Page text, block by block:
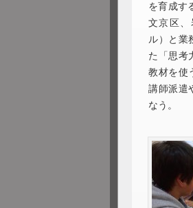
を育成す
文京区、
ル）と業
た「思考
教材を使
講師派遣
なう。